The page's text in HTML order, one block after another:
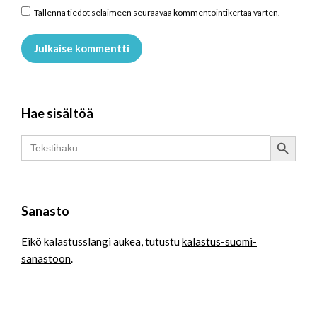
Tallenna tiedot selaimeen seuraavaa kommentointikertaa varten.
Julkaise kommentti
Hae sisältöä
Search
for:
Search Button
Sanasto
Eikö kalastusslangi aukea, tutustukalastus-suomi-
sanastoon.